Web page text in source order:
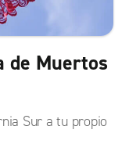
de Muertos
Sur a tu propio